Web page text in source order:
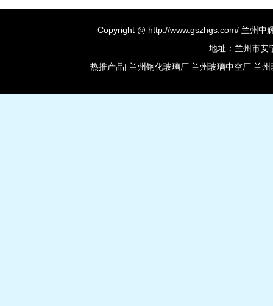
Copyright @ http://www.gszhgs.com/ 兰州中
地址：兰州市
热推产品| 兰州钢化玻璃厂 兰州玻璃中空厂 兰州